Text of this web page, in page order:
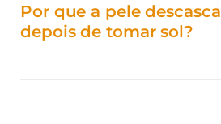
Por que a pele descasca
depois de tomar sol?